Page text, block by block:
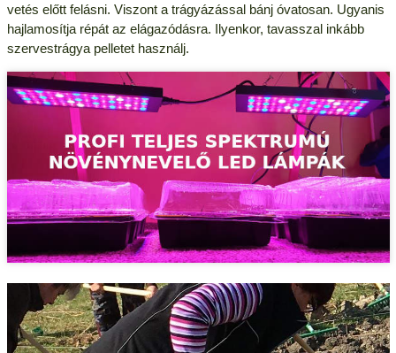
vetés előtt felásni. Viszont a trágyázással bánj óvatosan. Ugyanis
hajlamosítja répát az elágazódásra. Ilyenkor, tavasszal inkább
szervestrágya pelletet használj.